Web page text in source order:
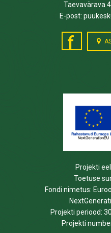
Taevavärava
E-post:
f
Projekti
Toetuse
Fondi nimetus:
Projekti periood:
Projekti